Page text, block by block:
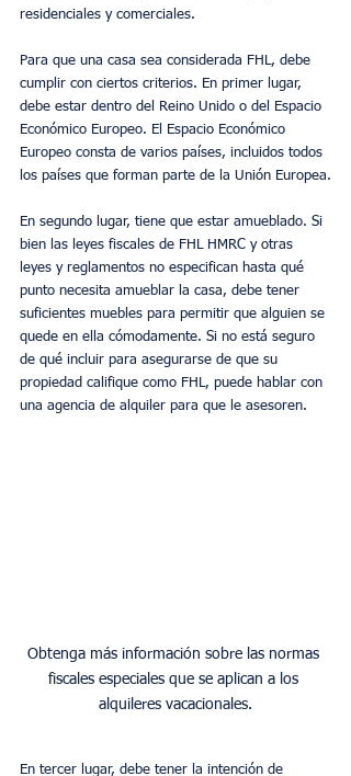
residenciales y comerciales.
Para que una casa sea considerada FHL, debe
cumplir con ciertos criterios. En primer lugar,
debe estar dentro del Reino Unido o del Espacio
Económico Europeo. El Espacio Económico
Europeo consta de varios países, incluidos todos
los países que forman parte de la Unión Europea.
En segundo lugar, tiene que estar amueblado. Si
bien las leyes fiscales de FHL HMRC y otras
leyes y reglamentos no especifican hasta qué
punto necesita amueblar la casa, debe tener
suficientes muebles para permitir que alguien se
quede en ella cómodamente. Si no está seguro
de qué incluir para asegurarse de que su
propiedad califique como FHL, puede hablar con
una agencia de alquiler para que le asesoren.
Obtenga más información sobre las normas
fiscales especiales que se aplican a los
alquileres vacacionales.
En tercer lugar, debe tener la intención de